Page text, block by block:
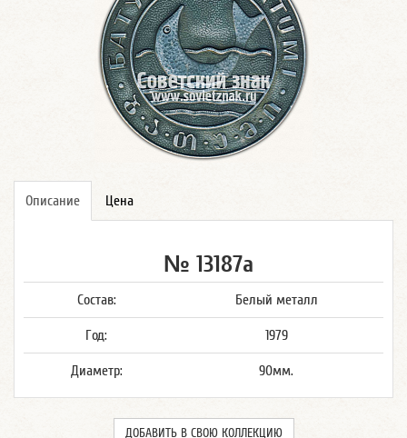
Описание Цена
№ 13187а
Состав: Белый металл
Год: 1979
Диаметр: 90мм.
ДОБАВИТЬ В СВОЮ КОЛЛЕКЦИЮ